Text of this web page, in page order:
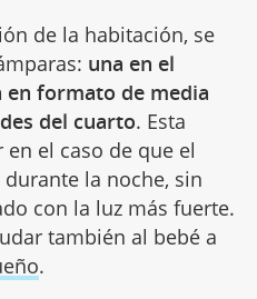
de la habitación, se
una en el
formato de media
del cuarto. Esta
el caso de que el
la noche, sin
con la luz más fuerte.
también al bebé a
.